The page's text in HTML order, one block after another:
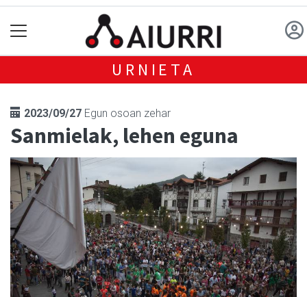
URNIETA
2023/09/27 Egun osoan zehar
Sanmielak, lehen eguna